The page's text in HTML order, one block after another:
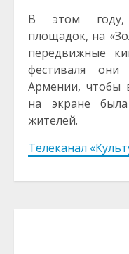
В этом году,
площадок, на
передвижные
фестиваля они
Армении, чтобы
на экране
жителей.
Телеканал